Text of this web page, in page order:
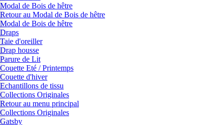
Modal de Bois de hêtre
Retour au Modal de Bois de hêtre
Modal de Bois de hêtre
Draps
Taie d'oreiller
Drap housse
Parure de Lit
Couette Eté / Printemps
Couette d'hiver
Echantillons de tissu
Collections Originales
Retour au menu principal
Collections Originales
Gatsby